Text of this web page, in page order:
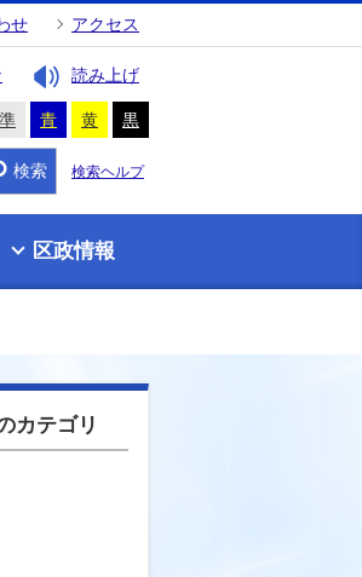
せ アクセス
読み上げ
青 黄 黒
検索 検索ヘルプ
区政情報
カテゴリ